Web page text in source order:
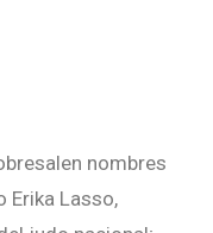
nombres
Erika Lasso,